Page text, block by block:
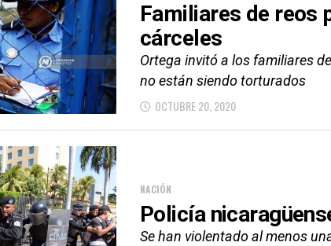
Familiares de reos
cárceles
Ortega invitó a los familiares
no están siendo torturados
OCTUBRE 20, 2020
NACIÓN
Policía
Se han violentado al menos